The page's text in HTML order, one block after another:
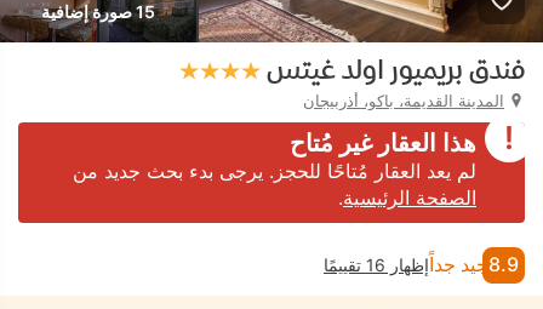
15 صورة إضافية
فندق بريميور اولد غيتس
المدينة القديمة، باكو، أذربيجان
هذا العقار غير مُتاح
لم يعد العقار مُتاحًا للحجز. يرجى بدء بحث جديد من
الصفحة الرئيسية.
8.9 جيد جداًإظهار 16 تقييمًا